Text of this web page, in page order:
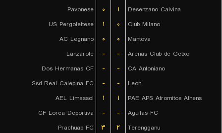
Pavonese
۰ ۱
Desenzano Calvina
US Pergolettese
۱ ۰
Club Milano
AC Legnano
۰ ۰
Mantova
Lanzarote
- -
Arenas Club de Getxo
Dos Hermanas CF
- -
CA Antoniano
Ssd Real Calepina FC
- -
Leon
AEL Limassol
۱ ۱
PAE APS Atromitos Athens
CF Lorca Deportiva
- -
Aguilas FC
Prachuap FC
۳ ۲
Terengganu